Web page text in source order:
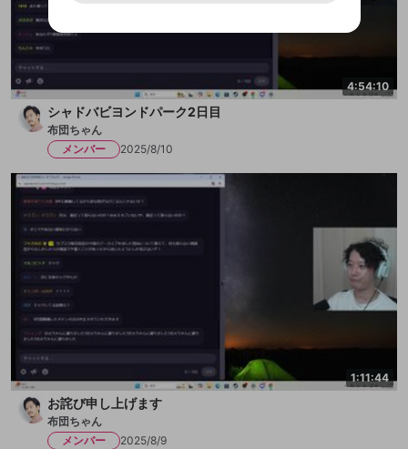
4:54:10
シャドバビヨンドパーク2日目
布団ちゃん
メンバー
2025/8/10
1:11:44
お詫び申し上げます
布団ちゃん
メンバー
2025/8/9
Appleでサインアップ
プライバシーポリシー・
mellow-fanからのお得な情報をメールで受
け取る
Appleでサインイン
プライバシーポリシー・
登録
あとで登録
入力
なりすまし行為
誤解を招く配信設定
ゲームの録画禁止区域の配信
政治的・宗教的・人種的な内容
閉じる
Discordとは？